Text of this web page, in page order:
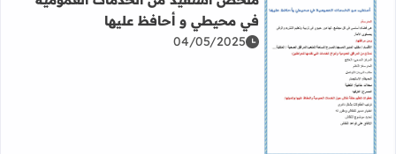
اقرأ المزيد عن ملخص أستفيد من الخدمات العمومية في
في محيطي و أحافظ عليها
04/05/2025